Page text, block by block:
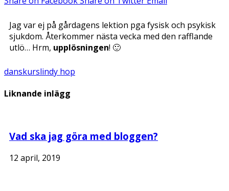
Jag var ej på gårdagens lektion pga fysisk och psykisk
sjukdom. Återkommer nästa vecka med den rafflande
utlö… Hrm, upplösningen! 🙂
danskurslindy hop
Liknande inlägg
Vad ska jag göra med bloggen?
12 april, 2019